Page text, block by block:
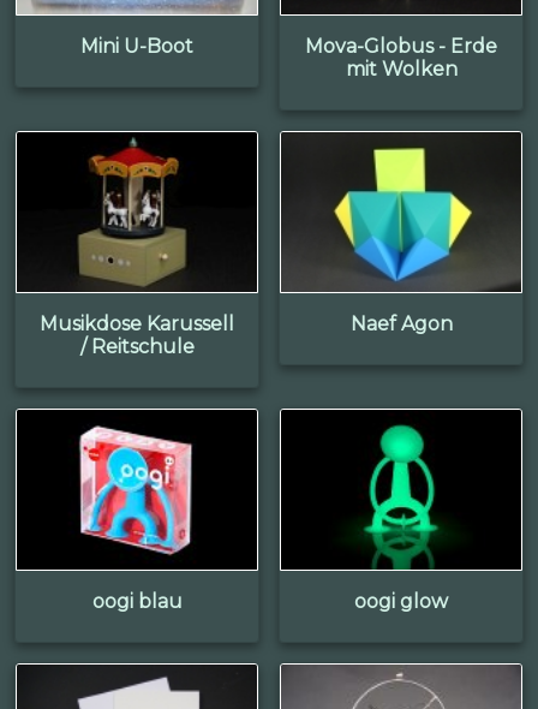
Mini U-Boot
Mova-Globus - Erde
mit Wolken
Musikdose Karussell
/ Reitschule
Naef Agon
oogi blau oogi glow